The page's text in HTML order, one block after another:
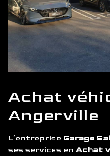
Achat
Angerville
L’entreprise Garage
ses services enAchat